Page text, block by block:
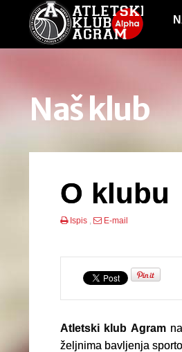
Naš klub
O klubu
Ispis , E-mail
Atletski klub Agram
željnima bavljenja